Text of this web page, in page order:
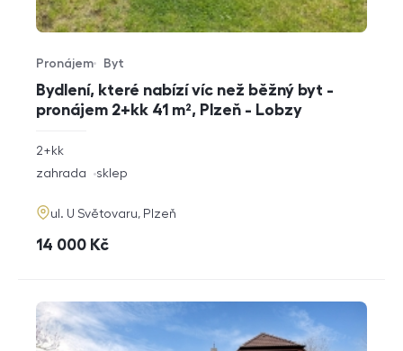
Bydlení, které nabízí víc než běžný byt -
pronájem 2+kk 41 m², Plzeň - Lobzy
Typ nabídky
Pronájem
Typ nemovitosti
Byt
rozměry
2+kk
funkce
zahrada sklep
adresa
ul. U Světovaru, Plzeň
cena
14 000 Kč